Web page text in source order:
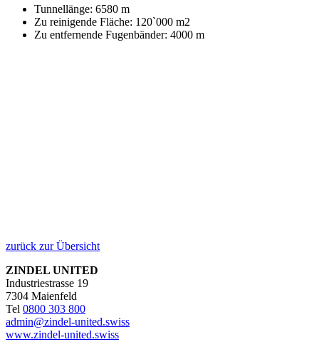
Tunnellänge: 6580 m
Zu reinigende Fläche: 120`000 m2
Zu entfernende Fugenbänder: 4000 m
zurück zur Übersicht
ZINDEL UNITED
Industriestrasse 19
7304 Maienfeld
Tel 0800 303 800
admin@zindel-united.swiss
www.zindel-united.swiss